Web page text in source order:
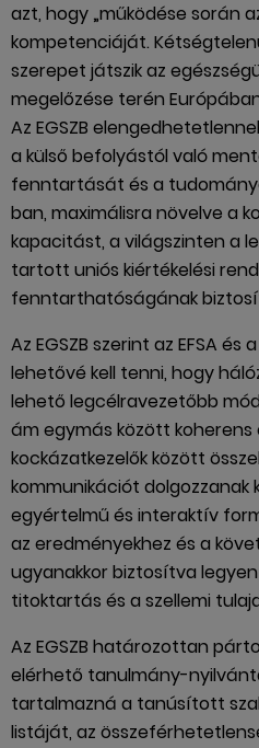
azt, hogy „működése során
kompetenciáját.
szerepet játszik az
megelőzése terén
Az EGSZB
a külső befolyástól való
fenntartását és a
ban, maximálisra növelve a
kapacitást, a világszinten a
tartott uniós kiértékelési
fenntarthatóságának
Az EGSZB szerint az EFSA
lehetővé kell tenni, hogy
lehető legcélravezetőbb
ám egymás között koherens
kockázatkezelők között
kommunikációt dolgozzanak
egyértelmű és interaktív
az eredményekhez és a
ugyanakkor biztosítva
titoktartás és a szellemi
Az EGSZB határozottan
elérhető tanulmány-
tartalmazná a tanúsított
listáját, az